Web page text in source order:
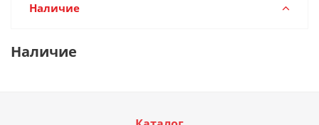
Наличие
Наличие